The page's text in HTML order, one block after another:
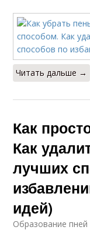
Читать дальше →
Как
Как
лучших
идей)
Образование